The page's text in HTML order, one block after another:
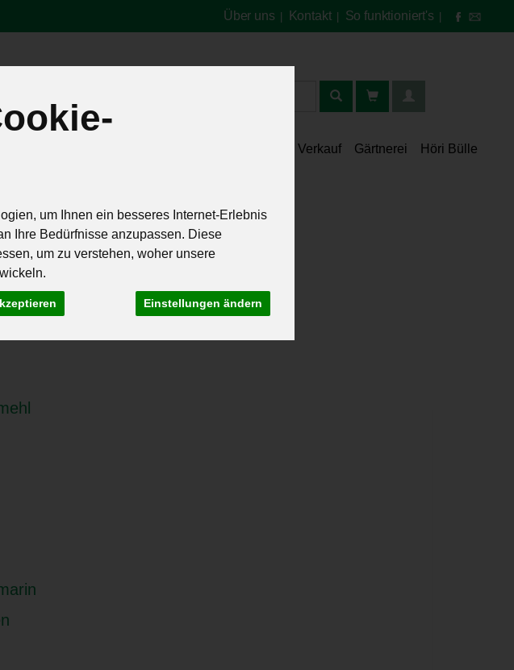
um Ihnen ein besseres Internet-Erlebnis
Ihre Bedürfnisse anzupassen. Diese
um zu verstehen, woher unsere
Einstellungen ändern
Über uns Kontakt| So funktioniert's
Verkauf Gärtnerei Höri Bülle